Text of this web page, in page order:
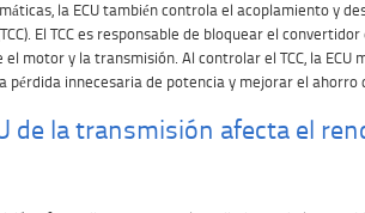
la ECU también controla el acoplamiento y
El TCC es responsable de bloquear el
motor y la transmisión. Al controlar el TCC, la ECU
pérdida innecesaria de potencia y mejorar el ahorro
de la transmisión afecta el